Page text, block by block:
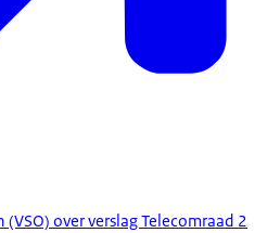
over verslag Telecomraad 2